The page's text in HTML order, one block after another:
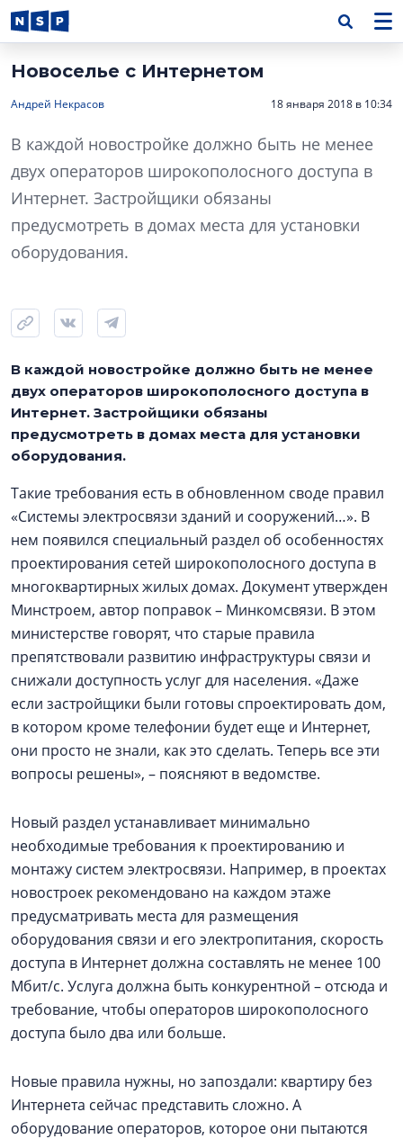
Новоселье с Интернетом
Андрей Некрасов 18 января 2018 в 10:34
В каждой новостройке должно быть не менее
двух операторов широкополосного доступа в
Интернет. Застройщики обязаны
предусмотреть в домах места для установки
оборудования.
В каждой новостройке должно быть не менее
двух операторов широкополосного доступа в
Интернет. Застройщики обязаны
предусмотреть в домах места для установки
оборудования.
Такие требования есть в обновленном своде правил
«Системы электросвязи зданий и сооружений…». В
нем появился специальный раздел об особенностях
проектирования сетей широкополосного доступа в
многоквартирных жилых домах. Документ утвержден
Минстроем, автор поправок – Минкомсвязи. В этом
министерстве говорят, что старые правила
препятствовали развитию инфраструктуры связи и
снижали доступность услуг для населения. «Даже
если застройщики были готовы спроектировать дом,
в котором кроме телефонии будет еще и Интернет,
они просто не знали, как это сделать. Теперь все эти
вопросы решены», – поясняют в ведомстве.
Новый раздел устанавливает минимально
необходимые требования к проектированию и
монтажу систем электросвязи. Например, в проектах
новостроек рекомендовано на каждом этаже
предусматривать места для размещения
оборудования связи и его электропитания, скорость
доступа в Интернет должна составлять не менее 100
Мбит/с. Услуга должна быть конкурентной – отсюда и
требование, чтобы операторов широкополосного
доступа было два или больше.
Новые правила нужны, но запоздали: квартиру без
Интернета сейчас представить сложно. А
оборудование операторов, которое они пытаются